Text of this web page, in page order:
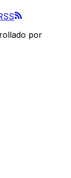
por